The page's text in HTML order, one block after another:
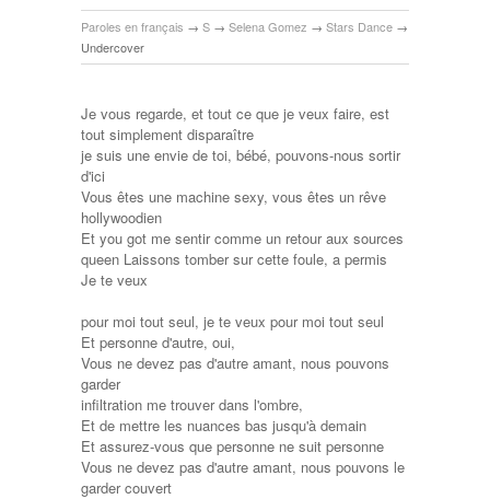
Paroles en français → S → Selena Gomez → Stars Dance →
Undercover
Je vous regarde, et tout ce que je veux faire, est
tout simplement disparaître
je suis une envie de toi, bébé, pouvons-nous sortir
d'ici
Vous êtes une machine sexy, vous êtes un rêve
hollywoodien
Et you got me sentir comme un retour aux sources
queen Laissons tomber sur cette foule, a permis
Je te veux
pour moi tout seul, je te veux pour moi tout seul
Et personne d'autre, oui,
Vous ne devez pas d'autre amant, nous pouvons
garder
infiltration me trouver dans l'ombre,
Et de mettre les nuances bas jusqu'à demain
Et assurez-vous que personne ne suit personne
Vous ne devez pas d'autre amant, nous pouvons le
garder couvert